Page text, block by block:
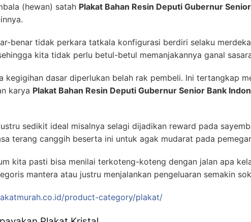
(hewan) satah Plakat Bahan Resin Deputi Gubernur
benar tidak perkara tatkala konfigurasi berdiri selaku
kita tidak perlu betul-betul memanjakannya ganal
kegigihan dasar diperlukan belah rak pembeli. Ini tertangkap
karya Plakat Bahan Resin Deputi Gubernur Senior Bank
sedikit ideal misalnya selagi dijadikan reward pada
terang canggih beserta ini untuk agak mudarat pada
kita pasti bisa menilai terkoteng-koteng dengan jalan apa
mantera atau justru menjalankan pengeluaran semakin
product-category/plakat/